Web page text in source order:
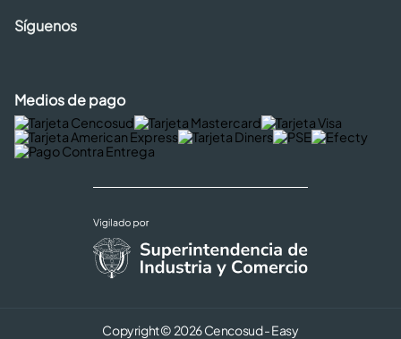
Síguenos
Medios de pago
Copyright © 2026 Cencosud - Easy